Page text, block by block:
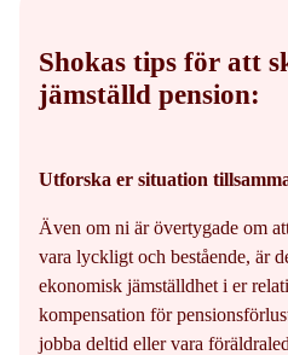
Shokas tips för att
jämställd pension:
Utforska er situation
Även om ni är övertygade om
vara lyckligt och bestående, är
ekonomisk jämställdhet i er
kompensation för
jobba deltid eller vara